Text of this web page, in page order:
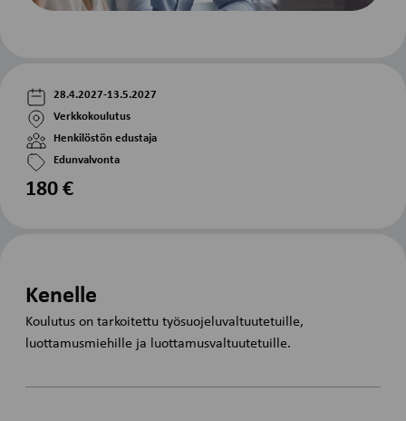
28.4.2027-13.5.2027
Verkkokoulutus
Henkilöstön edustaja
Edunvalvonta
180 €
Kenelle
Koulutus on tarkoitettu työsuojeluvaltuutetuille,
luottamusmiehille ja luottamusvaltuutetuille.